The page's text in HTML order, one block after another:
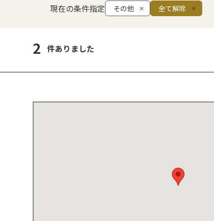
現在の条件指定 その他 全て解除
2 件ありました